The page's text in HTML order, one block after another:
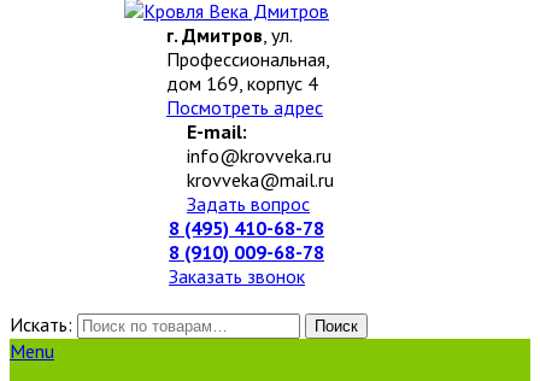
г. Дмитров, ул.
Профессиональная,
дом 169, корпус 4
Посмотреть адрес
E-mail:
info@krovveka.ru
krovveka@mail.ru
Задать вопрос
8 (495) 410-68-78
8 (910) 009-68-78
Заказать звонок
Искать:
Поиск
Menu